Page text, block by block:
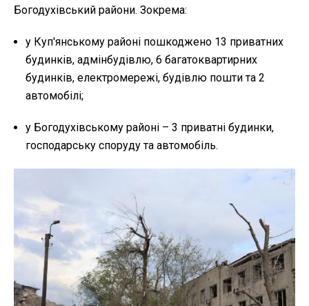
Богодухівський райони. Зокрема:
у Куп'янському районі пошкоджено 13 приватних
будинків, адмінбудівлю, 6 багатоквартирних
будинків, електромережі, будівлю пошти та 2
автомобілі;
у Богодухівському районі – 3 приватні будинки,
господарську споруду та автомобіль.